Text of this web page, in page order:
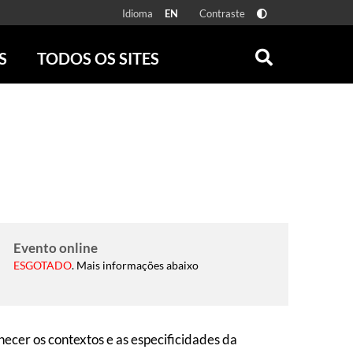
Idioma EN Contraste
TODOS OS SITES
SERROTE
VER TODOS
Evento online
ESGOTADO. Mais informações abaixo
os contextos e as especificidades da